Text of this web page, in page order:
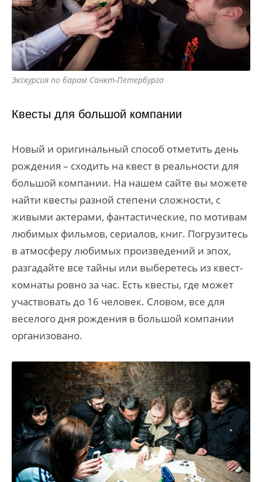
Экскурсия по барам Санкт-Петербурга
Квесты для большой компании
Новый и оригинальный способ отметить день
рождения – сходить на квест в реальности для
большой компании. На нашем сайте вы можете
найти квесты разной степени сложности, с
живыми актерами, фантастические, по мотивам
любимых фильмов, сериалов, книг. Погрузитесь
в атмосферу любимых произведений и эпох,
разгадайте все тайны или выберетесь из квест-
комнаты ровно за час. Есть квесты, где может
участвовать до 16 человек. Словом, все для
веселого дня рождения в большой компании
организовано.